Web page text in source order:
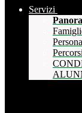
Servizi